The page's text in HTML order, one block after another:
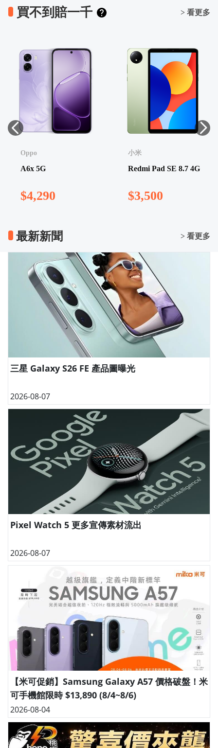
買不到賠一千 > 看更多
Oppo
A6x 5G
$4,290
小米
Redmi Pad SE 8.7 4G
$3,500
最新新聞 > 看更多
三星 Galaxy S26 FE 產品圖曝光
2026-08-07
Pixel Watch 5 更多宣傳素材流出
2026-08-07
【米可促銷】Samsung Galaxy A57 價格破盤！米
可手機館限時 $13,890 (8/4~8/6)
2026-08-04